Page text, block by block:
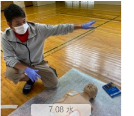
7.08 水